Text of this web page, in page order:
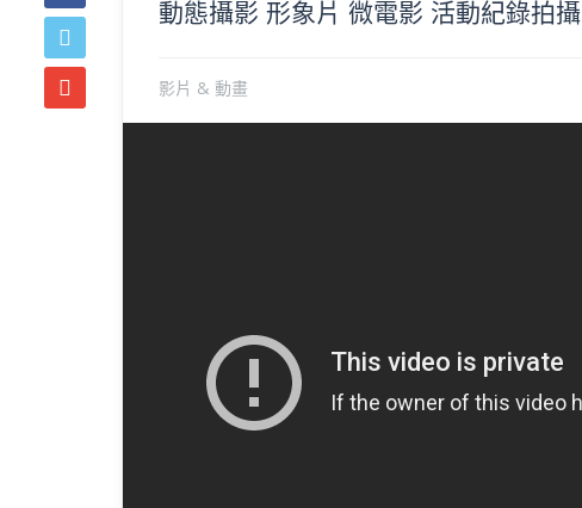
動態攝影 形象片 微電影 活動紀錄拍攝
影片 & 動畫